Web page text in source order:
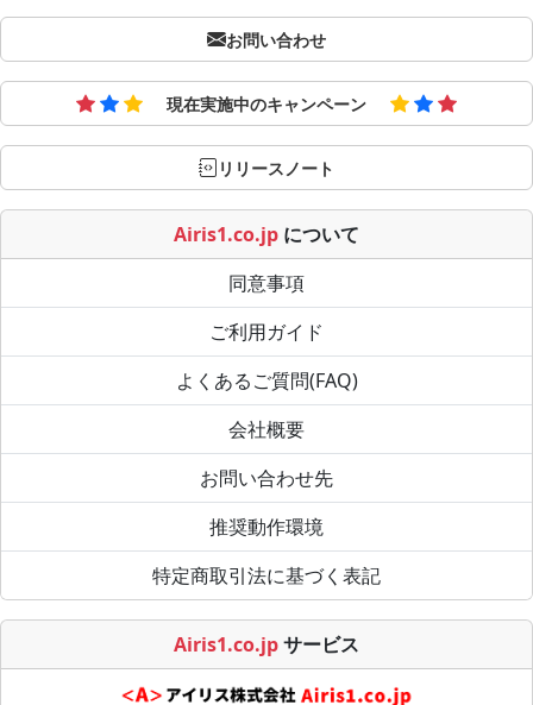
お問い合わせ
現在実施中のキャンペーン
リリースノート
Airis1.co.jp について
同意事項
ご利用ガイド
よくあるご質問(FAQ)
会社概要
お問い合わせ先
推奨動作環境
特定商取引法に基づく表記
Airis1.co.jpサービス